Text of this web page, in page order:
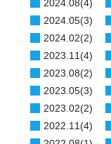
2024.08(4)
2024.05(3)
2024.02(2)
2023.11(4)
2023.08(2)
2023.05(3)
2023.02(2)
2022.11(4)